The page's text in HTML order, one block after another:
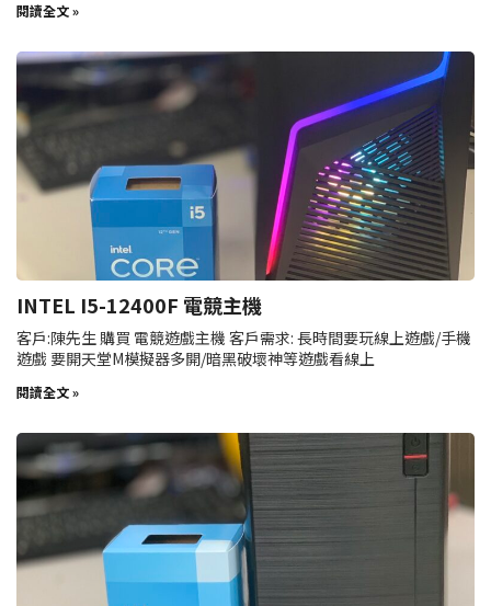
閱讀全文 »
INTEL I5-12400F 電競主機
客戶:陳先生 購買 電競遊戲主機 客戶需求: 長時間要玩線上遊戲/手機
遊戲 要開天堂M模擬器多開/暗黑破壞神等遊戲看線上
閱讀全文 »